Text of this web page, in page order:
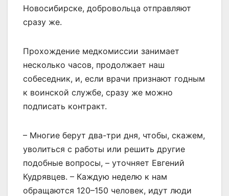
Новосибирске, добровольца отправляют
сразу же.
Прохождение медкомиссии занимает
несколько часов, продолжает наш
собеседник, и, если врачи признают годным
к воинской службе, сразу же можно
подписать контракт.
– Многие берут два-три дня, чтобы, скажем,
уволиться с работы или решить другие
подобные вопросы, – уточняет Евгений
Кудрявцев. – Каждую неделю к нам
обращаются 120–150 человек, идут люди